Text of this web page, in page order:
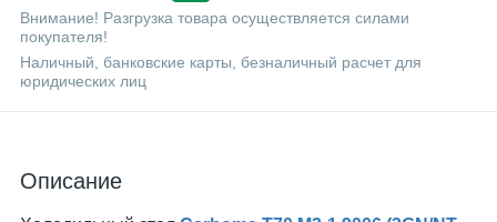
Внимание! Разгрузка товара осуществляется силами
покупателя!
Наличный, банковские карты, безналичный расчет для
юридических лиц
Описание